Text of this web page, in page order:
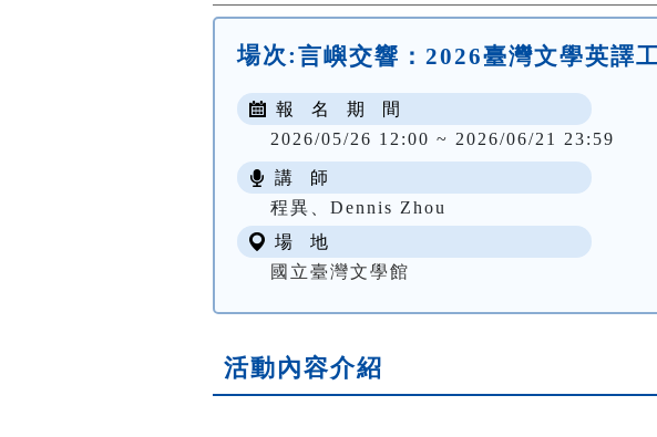
場次:言嶼交響：2026臺灣文學英譯
報 名 期 間
2026/05/26 12:00 ~ 2026/06/21 23:59
講 師
程異、Dennis Zhou
場 地
國立臺灣文學館
活動內容介紹